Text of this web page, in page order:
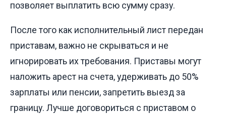
позволяет выплатить всю сумму сразу.
После того как исполнительный лист передан
приставам, важно не скрываться и не
игнорировать их требования. Приставы могут
наложить арест на счета, удерживать до 50%
зарплаты или пенсии, запретить выезд за
границу. Лучше договориться с приставом о